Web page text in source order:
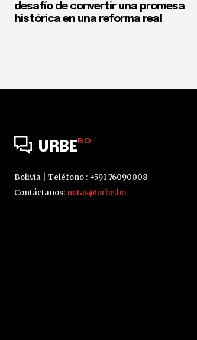
desafío de convertir una promesa
histórica en una reforma real
URBEBO
Bolivia | Teléfono : +591 76090008
Contáctanos: notas@urbe.bo